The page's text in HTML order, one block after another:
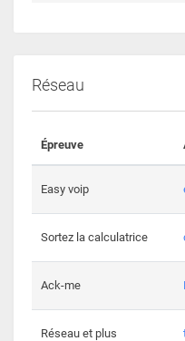
Réseau
Épreuve
Easy voip
Sortez la calculatrice
Ack-me
Réseau et plus